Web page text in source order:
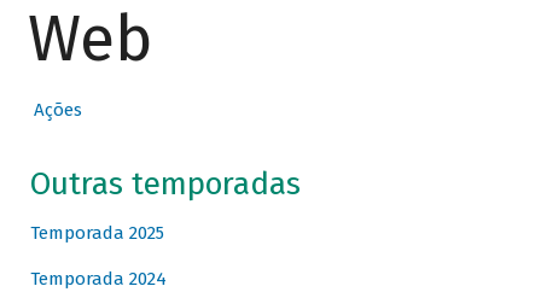
Web
Ações
Outras temporadas
Temporada 2025
Temporada 2024